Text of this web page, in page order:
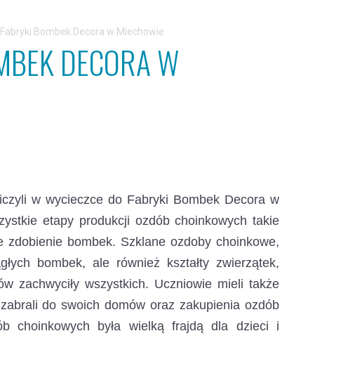
Bombek Decora w Miechowie
DECORA W
w wycieczce do Fabryki Bombek Decora w
etapy produkcji ozdób choinkowych takie
zdobienie bombek. Szklane ozdoby choinkowe,
bombek, ale również kształty zwierzątek,
zachwyciły wszystkich. Uczniowie mieli także
do swoich domów oraz zakupienia ozdób
choinkowych była wielką frajdą dla dzieci i